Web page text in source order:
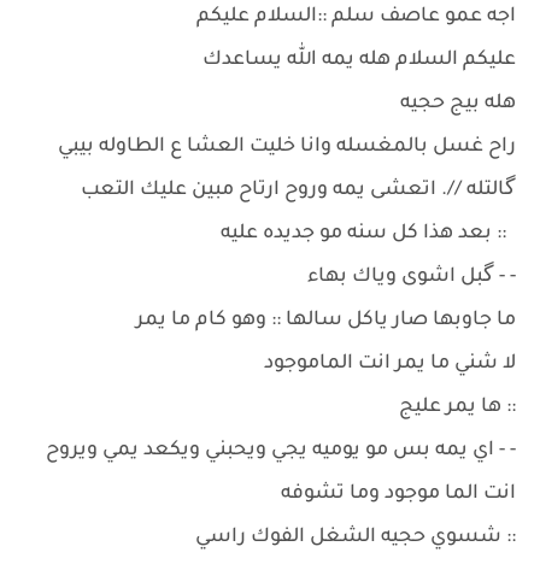
اجه عمو عاصف سلم ::السلام عليكم
عليكم السلام هله يمه الله يساعدك
هله بيج حجيه
راح غسل بالمغسله وانا خليت العشا ع الطاوله بيبي
گالتله //. اتعشى يمه وروح ارتاح مبين عليك التعب
:: بعد هذا كل سنه مو جديده عليه
- - گبل اشوى وياك بهاء
ما جاوبها صار ياكل سالها :: وهو كام ما يمر
لا شني ما يمر انت الماموجود
:: ها يمر عليج
- - اي يمه بس مو يوميه يجي ويحبني ويكعد يمي ويروح
انت الما موجود وما تشوفه
:: شسوي حجيه الشغل الفوك راسي